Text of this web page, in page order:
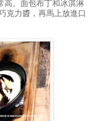
高。面包布丁和冰淇淋
克力醬，再馬上放進口